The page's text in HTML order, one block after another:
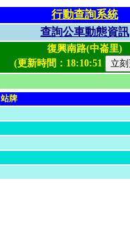
行動查詢系統
查詢公車動態資訊
復興南路(中崙里)
(更新時間： 18:10:51
站牌